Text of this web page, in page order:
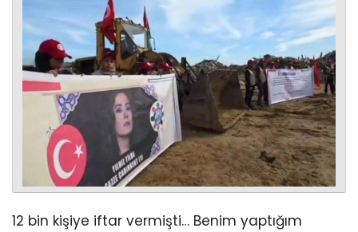
12 bin kişiye iftar vermişti… Benim yaptığım